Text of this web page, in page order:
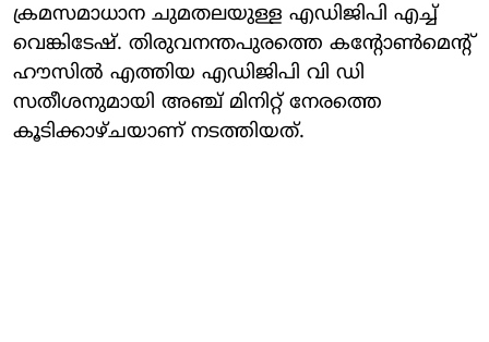
ക്രമസമാധാന ചുമതലയുള്ള എഡിജിപി എച്ച്
വെങ്കിടേഷ്. തിരുവനന്തപുരത്തെ കന്റോണ്‍മെന്റ്
ഹൗസില്‍ എത്തിയ എഡിജിപി വി ഡി
സതീശനുമായി അഞ്ച് മിനിറ്റ് നേരത്തെ
കൂടിക്കാഴ്ചയാണ് നടത്തിയത്.